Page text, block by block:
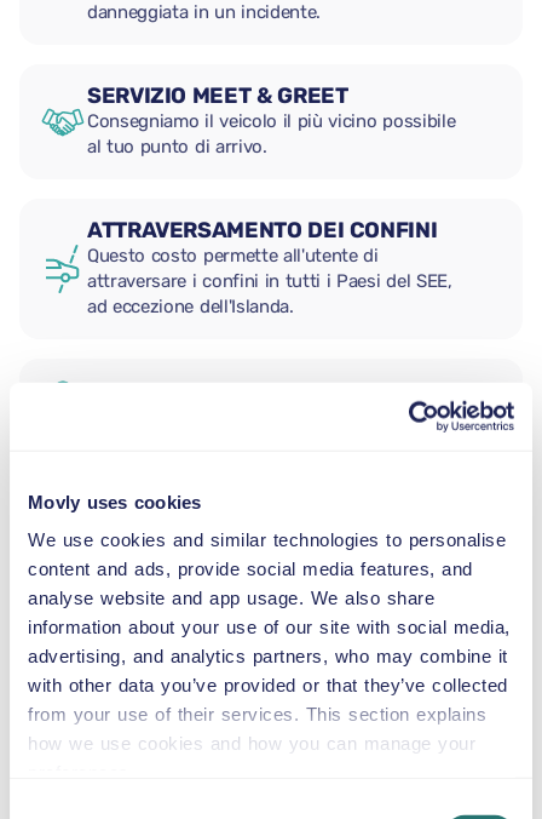
Movly uses cookies
We use cookies and similar technologies to personalise
content and ads, provide social media features, and
analyse website and app usage. We also share
information about your use of our site with social media,
advertising, and analytics partners, who may combine it
with other data you’ve provided or that they’ve collected
from your use of their services. This section explains
how we use cookies and how you can manage your
danneggiata in un incidente.
SERVIZIO MEET & GREET
Consegniamo il veicolo il più vicino possibile
al tuo punto di arrivo.
ATTRAVERSAMENTO DEI CONFINI
Questo costo permette all'utente di
attraversare i confini in tutti i Paesi del SEE,
ad eccezione dell'Islanda.
SEGGIOLINO NEONATO
SEGGIOLINO PER BAMBINI
9–18 kg
SEGGIOLINO ALZABIMBO
15–36 kg